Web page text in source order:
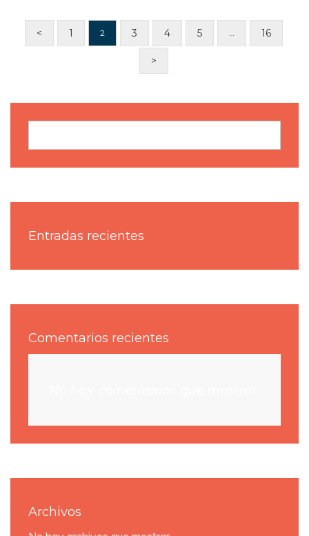
< 1 2 3 4 5 … 16
>
Entradas recientes
Comentarios recientes
Archivos